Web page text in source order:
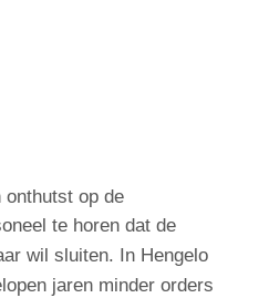
onthutst op de
te horen dat de
wil sluiten. In Hengelo
jaren minder orders